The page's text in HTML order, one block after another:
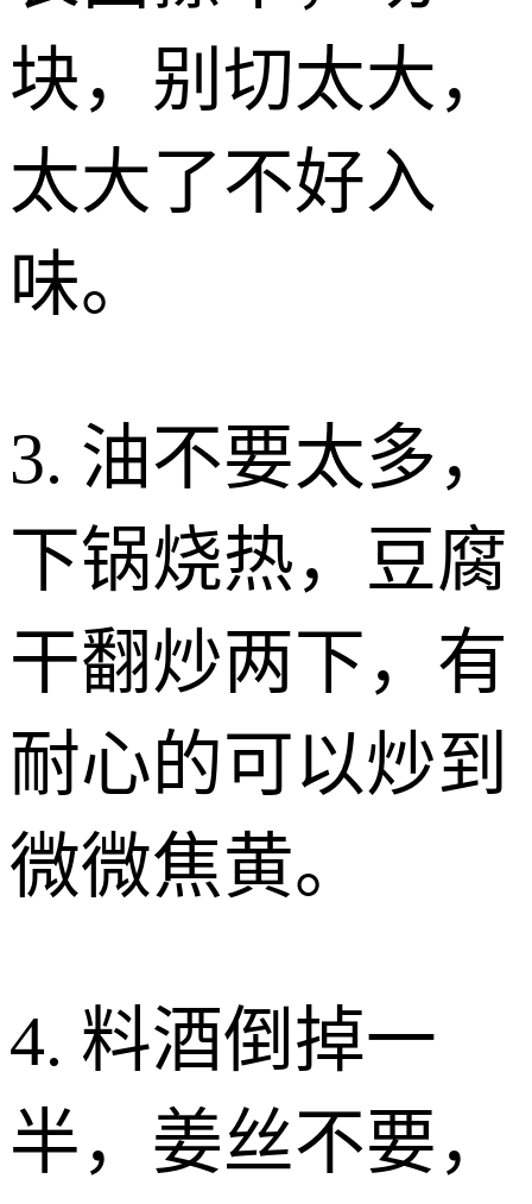
块，别切太大，
太大了不好入
味。
3. 油不要太多，
下锅烧热，豆腐
干翻炒两下，有
耐心的可以炒到
微微焦黄。
4. 料酒倒掉一
半，姜丝不要，